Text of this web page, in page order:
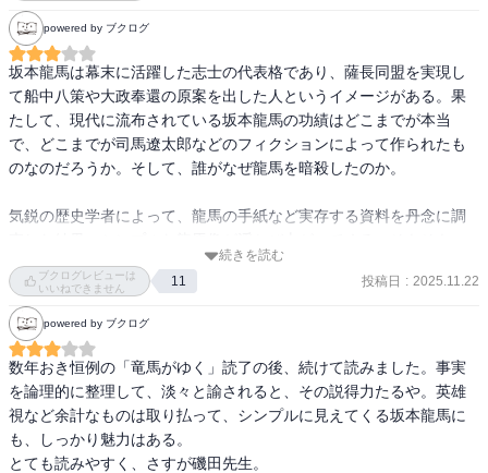
powered by ブクログ
坂本龍馬は幕末に活躍した志士の代表格であり、薩長同盟を実現し
て船中八策や大政奉還の原案を出した人というイメージがある。果
たして、現代に流布されている坂本龍馬の功績はどこまでが本当
で、どこまでが司馬遼太郎などのフィクションによって作られたも
のなのだろうか。そして、誰がなぜ龍馬を暗殺したのか。
気鋭の歴史学者によって、龍馬の手紙など実存する資料を丹念に調
龍馬は姉などに宛てた手紙が数多く残っている。筆まめかつ、自身
の考えや恋愛までも開けっ広げに書いている。だからこそ後世の
人々は龍馬を扱いやすいし、様々な創作が生まれる余地がある。
一方で龍馬の功績については慎重な評価が必要である。薩長同盟や
大政奉還のような出来事については、歴史の流れとして不可避の状
況になっておりそこに龍馬の働きが活きたとは考えづらい。しかし
実質的に日本初の海軍であった海援隊の設立については、むしろも
っと評価されても良い。
続きを読む
ブクログレビューは
いいねできません
11 投稿日 : 2025.11.22
powered by ブクログ
数年おき恒例の「竜馬がゆく」読了の後、続けて読みました。事実
を論理的に整理して、淡々と諭されると、その説得力たるや。英雄
視など余計なものは取り払って、シンプルに見えてくる坂本龍馬に
も、しっかり魅力はある。
とても読みやすく、さすが磯田先生。